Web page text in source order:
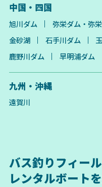
中国・四国
旭川ダム 弥栄ダム・弥
金砂湖
石手川ダム
鹿野川ダム
早明浦ダム
九州・沖縄
遠賀川
バス釣りフィー
レンタルボート